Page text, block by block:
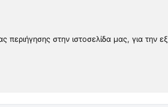
περιήγησης στην ιστοσελίδα μας, για την